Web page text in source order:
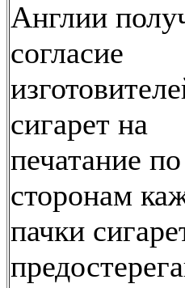
Англии
согласие
сигарет на
печатание
сторонам
пачки